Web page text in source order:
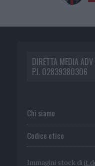
DIRETTA MEDIA ADV
P.I. 02839380306
Chi siamo
Codice etico
Immagini stock di